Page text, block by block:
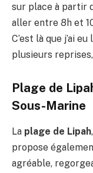
sur place à partir
aller entre 8h et
C’est là que j’ai
plusieurs
Plage de
Sous-Marine
La plage de Lipah
propose
agréable,